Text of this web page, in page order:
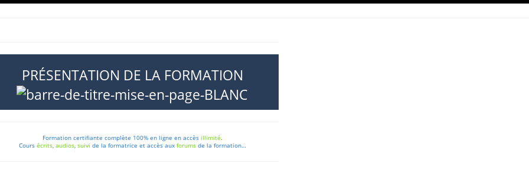
PRÉSENTATION DE LA FORMATION
Formation certifiante complète 100% en ligne en accès illimité.
Cours écrits, audios, suivi de la formatrice et accès aux forumsde la formation…